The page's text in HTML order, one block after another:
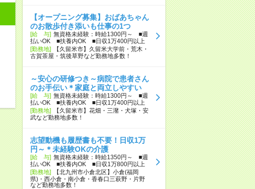
【オープニング募集】おばあちゃん
のお散歩付き添いも仕事の1つ
[給 与] 無資格未経験：時給1300円～ ■週
払いOK ■扶養内OK ■日収1万400円以上
[勤務地]
【久留米市】久留米大学前・荒木・
古賀茶屋・筑後草野など勤務地多数！
～安心の研修つき～病院で患者さん
のお手伝い＊家庭と両立しやすい
[給 与] 無資格未経験：時給1300円～ ■週
払いOK ■扶養内OK ■日収1万400円以上
[勤務地]
【久留米市】花畑・三潴・犬塚・安
武など勤務地多数！
志望動機も履歴書も不要！日収1万
円～＊未経験OKの介護
[給 与] 無資格未経験：時給1350円～ ■週
払いOK ■扶養内OK ■日収1万800円以上
[勤務地]
【北九州市小倉北区】小倉(福岡
県)・西小倉・南小倉・香春口三萩野・片野
など勤務地多数！